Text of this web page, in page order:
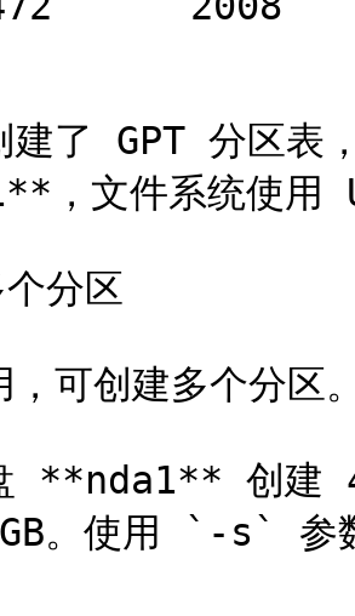
建了 GPT 分区表
，文件系统使用
分区
，可创建多个分区
**nda1** 创建 4
。使用 `-s` 参